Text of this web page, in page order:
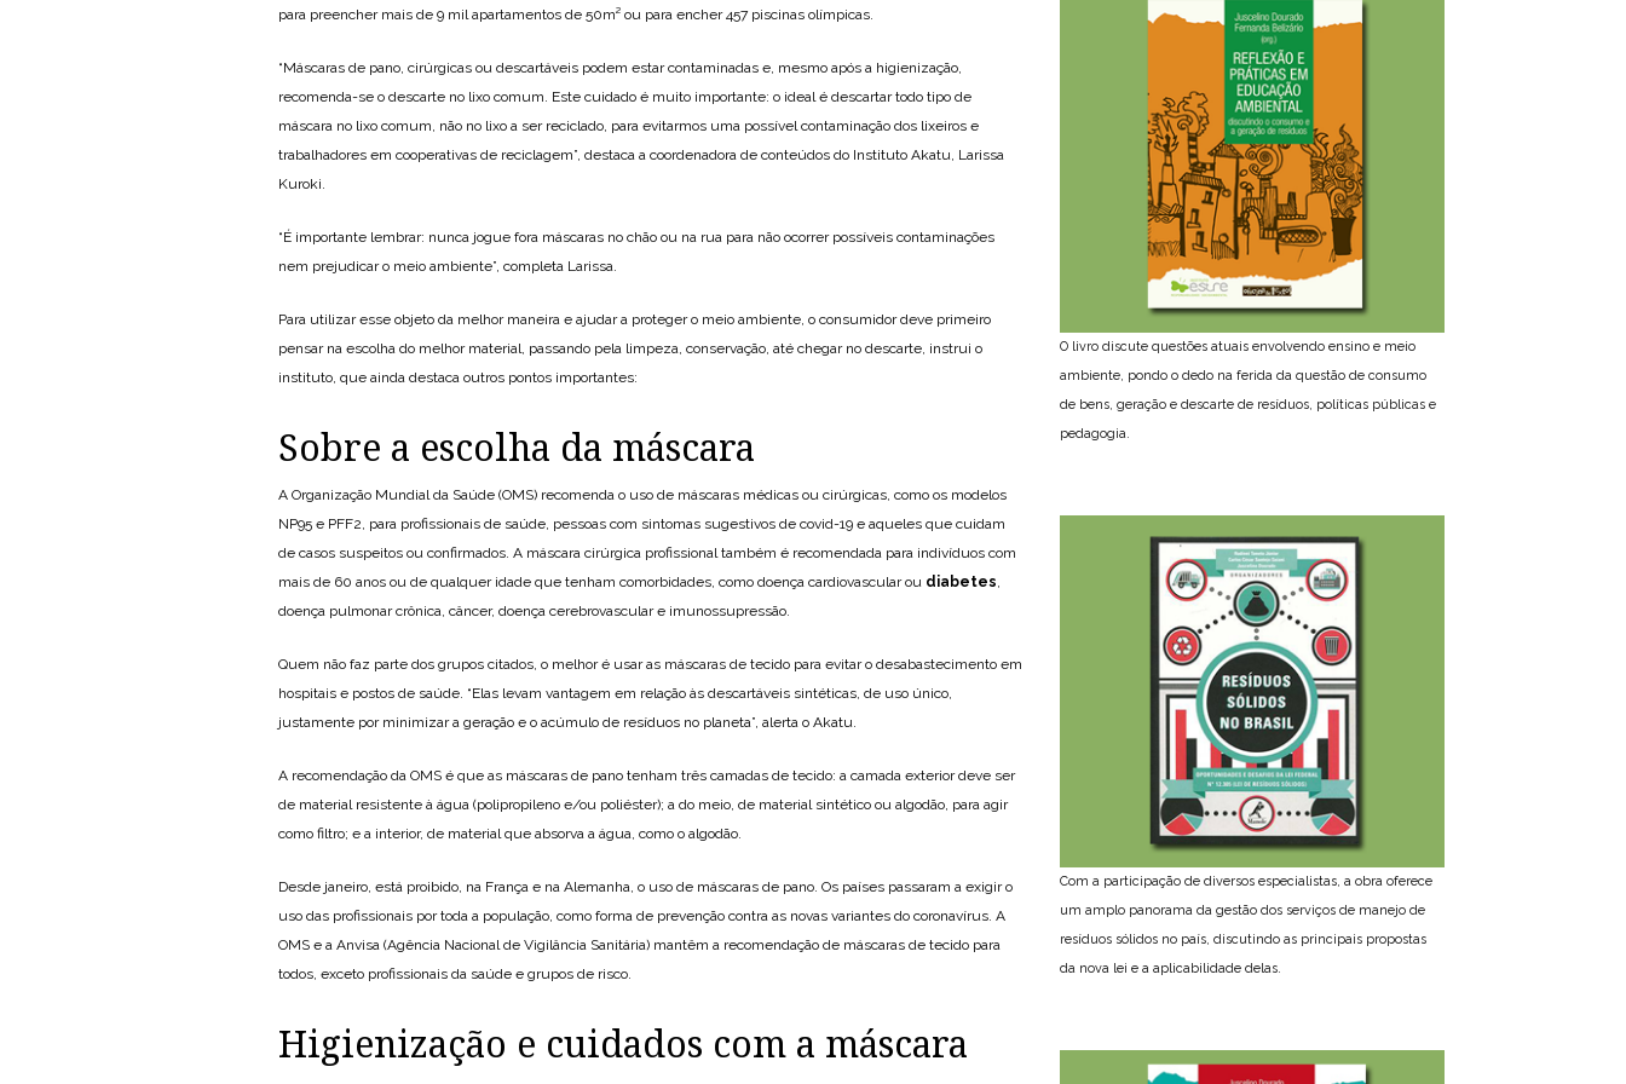
para preencher mais de 9 mil apartamentos de 50m² ou para encher 457 piscinas olímpicas.
“Máscaras de pano, cirúrgicas ou descartáveis podem estar contaminadas e, mesmo após a higienização,
recomenda-se o descarte no lixo comum. Este cuidado é muito importante: o ideal é descartar todo tipo de
máscara no lixo comum, não no lixo a ser reciclado, para evitarmos uma possível contaminação dos lixeiros e
trabalhadores em cooperativas de reciclagem”, destaca a coordenadora de conteúdos do Instituto Akatu, Larissa
Kuroki.
“É importante lembrar: nunca jogue fora máscaras no chão ou na rua para não ocorrer possíveis contaminações
nem prejudicar o meio ambiente”, completa Larissa.
Para utilizar esse objeto da melhor maneira e ajudar a proteger o meio ambiente, o consumidor deve primeiro
pensar na escolha do melhor material, passando pela limpeza, conservação, até chegar no descarte, instrui o
instituto, que ainda destaca outros pontos importantes:
Sobre a escolha da máscara
A Organização Mundial da Saúde (OMS) recomenda o uso de máscaras médicas ou cirúrgicas, como os modelos
NP95 e PFF2, para profissionais de saúde, pessoas com sintomas sugestivos de covid-19 e aqueles que cuidam
de casos suspeitos ou confirmados. A máscara cirúrgica profissional também é recomendada para indivíduos com
mais de 60 anos ou de qualquer idade que tenham comorbidades, como doença cardiovascular ou diabetes,
doença pulmonar crônica, câncer, doença cerebrovascular e imunossupressão.
Quem não faz parte dos grupos citados, o melhor é usar as máscaras de tecido para evitar o desabastecimento em
hospitais e postos de saúde. “Elas levam vantagem em relação às descartáveis sintéticas, de uso único,
justamente por minimizar a geração e o acúmulo de resíduos no planeta”, alerta o Akatu.
A recomendação da OMS é que as máscaras de pano tenham três camadas de tecido: a camada exterior deve ser
de material resistente à água (polipropileno e/ou poliéster); a do meio, de material sintético ou algodão, para agir
como filtro; e a interior, de material que absorva a água, como o algodão.
Desde janeiro, está proibido, na França e na Alemanha, o uso de máscaras de pano. Os países passaram a exigir o
uso das profissionais por toda a população, como forma de prevenção contra as novas variantes do coronavírus. A
OMS e a Anvisa (Agência Nacional de Vigilância Sanitária) mantêm a recomendação de máscaras de tecido para
todos, exceto profissionais da saúde e grupos de risco.
Higienização e cuidados com a máscara
O livro discute questões atuais envolvendo ensino e meio
ambiente, pondo o dedo na ferida da questão de consumo
de bens, geração e descarte de resíduos, políticas públicas e
pedagogia.
Com a participação de diversos especialistas, a obra oferece
um amplo panorama da gestão dos serviços de manejo de
resíduos sólidos no país, discutindo as principais propostas
da nova lei e a aplicabilidade delas.